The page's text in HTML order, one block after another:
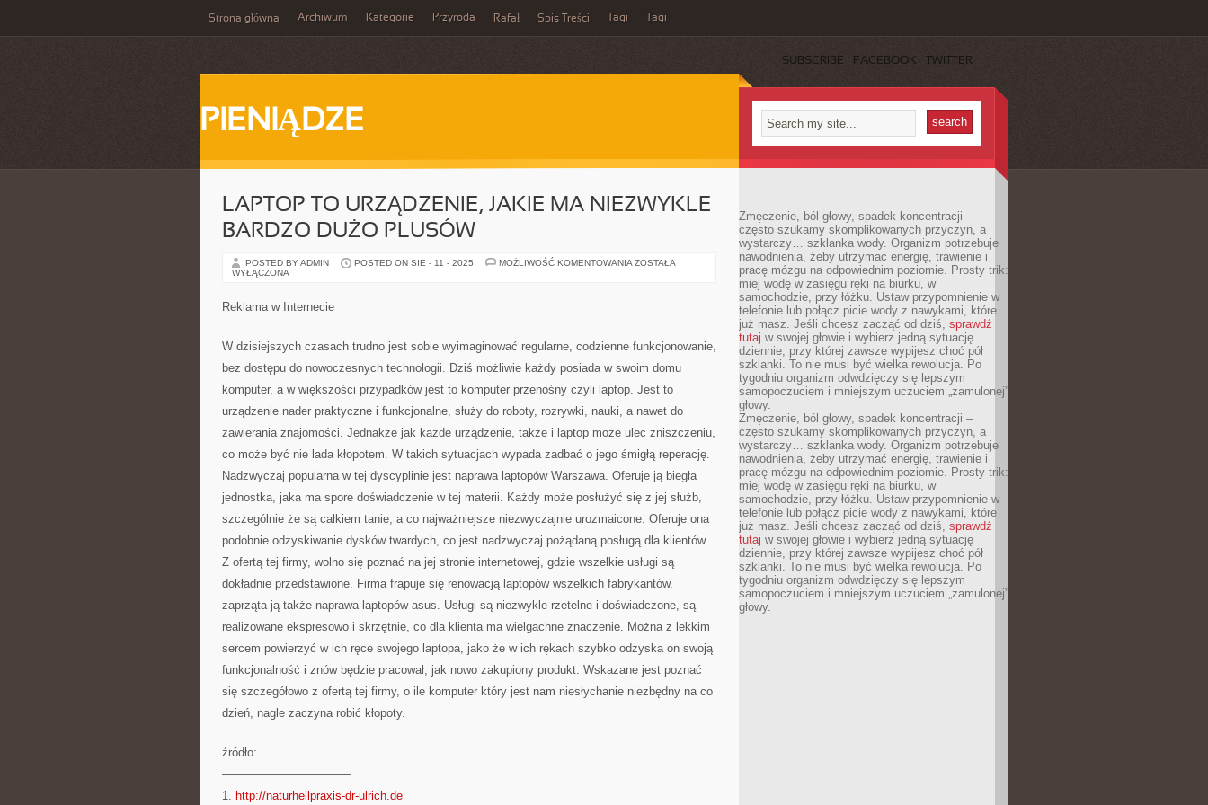
Strona główna Archiwum Kategorie Przyroda Rafał Spis Treści Tagi Tagi
SUBSCRIBE FACEBOOK TWITTER
PIENIĄDZE
LAPTOP TO URZĄDZENIE, JAKIE MA NIEZWYKLE
BARDZO DUŻO PLUSÓW
POSTED BY ADMIN POSTED ON SIE - 11 - 2025 MOŻLIWOŚĆ KOMENTOWANIA LAPTOP
PLUSÓW
ZOSTAŁA
WYŁĄCZONA
Reklama w Internecie
W dzisiejszych czasach trudno jest sobie wyimaginować regularne, codzienne funkcjonowanie,
bez dostępu do nowoczesnych technologii. Dziś możliwie każdy posiada w swoim domu
komputer, a w większości przypadków jest to komputer przenośny czyli laptop. Jest to
urządzenie nader praktyczne i funkcjonalne, służy do roboty, rozrywki, nauki, a nawet do
zawierania znajomości. Jednakże jak każde urządzenie, także i laptop może ulec zniszczeniu,
co może być nie lada kłopotem. W takich sytuacjach wypada zadbać o jego śmigłą reperację.
Nadzwyczaj popularna w tej dyscyplinie jest naprawa laptopów Warszawa. Oferuje ją biegła
jednostka, jaka ma spore doświadczenie w tej materii. Każdy może posłużyć się z jej służb,
szczególnie że są całkiem tanie, a co najważniejsze niezwyczajnie urozmaicone. Oferuje ona
podobnie odzyskiwanie dysków twardych, co jest nadzwyczaj pożądaną posługą dla klientów.
Z ofertą tej firmy, wolno się poznać na jej stronie internetowej, gdzie wszelkie usługi są
dokładnie przedstawione. Firma frapuje się renowacją laptopów wszelkich fabrykantów,
zaprząta ją także naprawa laptopów asus. Usługi są niezwykle rzetelne i doświadczone, są
realizowane ekspresowo i skrzętnie, co dla klienta ma wielgachne znaczenie. Można z lekkim
sercem powierzyć w ich ręce swojego laptopa, jako że w ich rękach szybko odzyska on swoją
funkcjonalność i znów będzie pracował, jak nowo zakupiony produkt. Wskazane jest poznać
się szczegółowo z ofertą tej firmy, o ile komputer który jest nam niesłychanie niezbędny na co
dzień, nagle zaczyna robić kłopoty.
źródło:
———————————
1. http://naturheilpraxis-dr-ulrich.de
Zmęczenie, ból głowy, spadek koncentracji –
często szukamy skomplikowanych przyczyn, a
wystarczy… szklanka wody. Organizm potrzebuje
nawodnienia, żeby utrzymać energię, trawienie i
pracę mózgu na odpowiednim poziomie. Prosty trik:
miej wodę w zasięgu ręki na biurku, w
samochodzie, przy łóżku. Ustaw przypomnienie w
telefonie lub połącz picie wody z nawykami, które
już masz. Jeśli chcesz zacząć od dziś, sprawdź
tutaj w swojej głowie i wybierz jedną sytuację
dziennie, przy której zawsze wypijesz choć pół
szklanki. To nie musi być wielka rewolucja. Po
tygodniu organizm odwdzięczy się lepszym
samopoczuciem i mniejszym uczuciem „zamulonej”
głowy.
Zmęczenie, ból głowy, spadek koncentracji –
często szukamy skomplikowanych przyczyn, a
wystarczy… szklanka wody. Organizm potrzebuje
nawodnienia, żeby utrzymać energię, trawienie i
pracę mózgu na odpowiednim poziomie. Prosty trik:
miej wodę w zasięgu ręki na biurku, w
samochodzie, przy łóżku. Ustaw przypomnienie w
telefonie lub połącz picie wody z nawykami, które
już masz. Jeśli chcesz zacząć od dziś, sprawdź
tutaj w swojej głowie i wybierz jedną sytuację
dziennie, przy której zawsze wypijesz choć pół
szklanki. To nie musi być wielka rewolucja. Po
tygodniu organizm odwdzięczy się lepszym
samopoczuciem i mniejszym uczuciem „zamulonej”
głowy.